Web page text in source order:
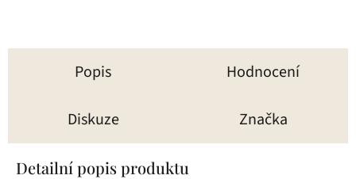
Popis Hodnocení
Diskuze Značka
Detailní popis produktu